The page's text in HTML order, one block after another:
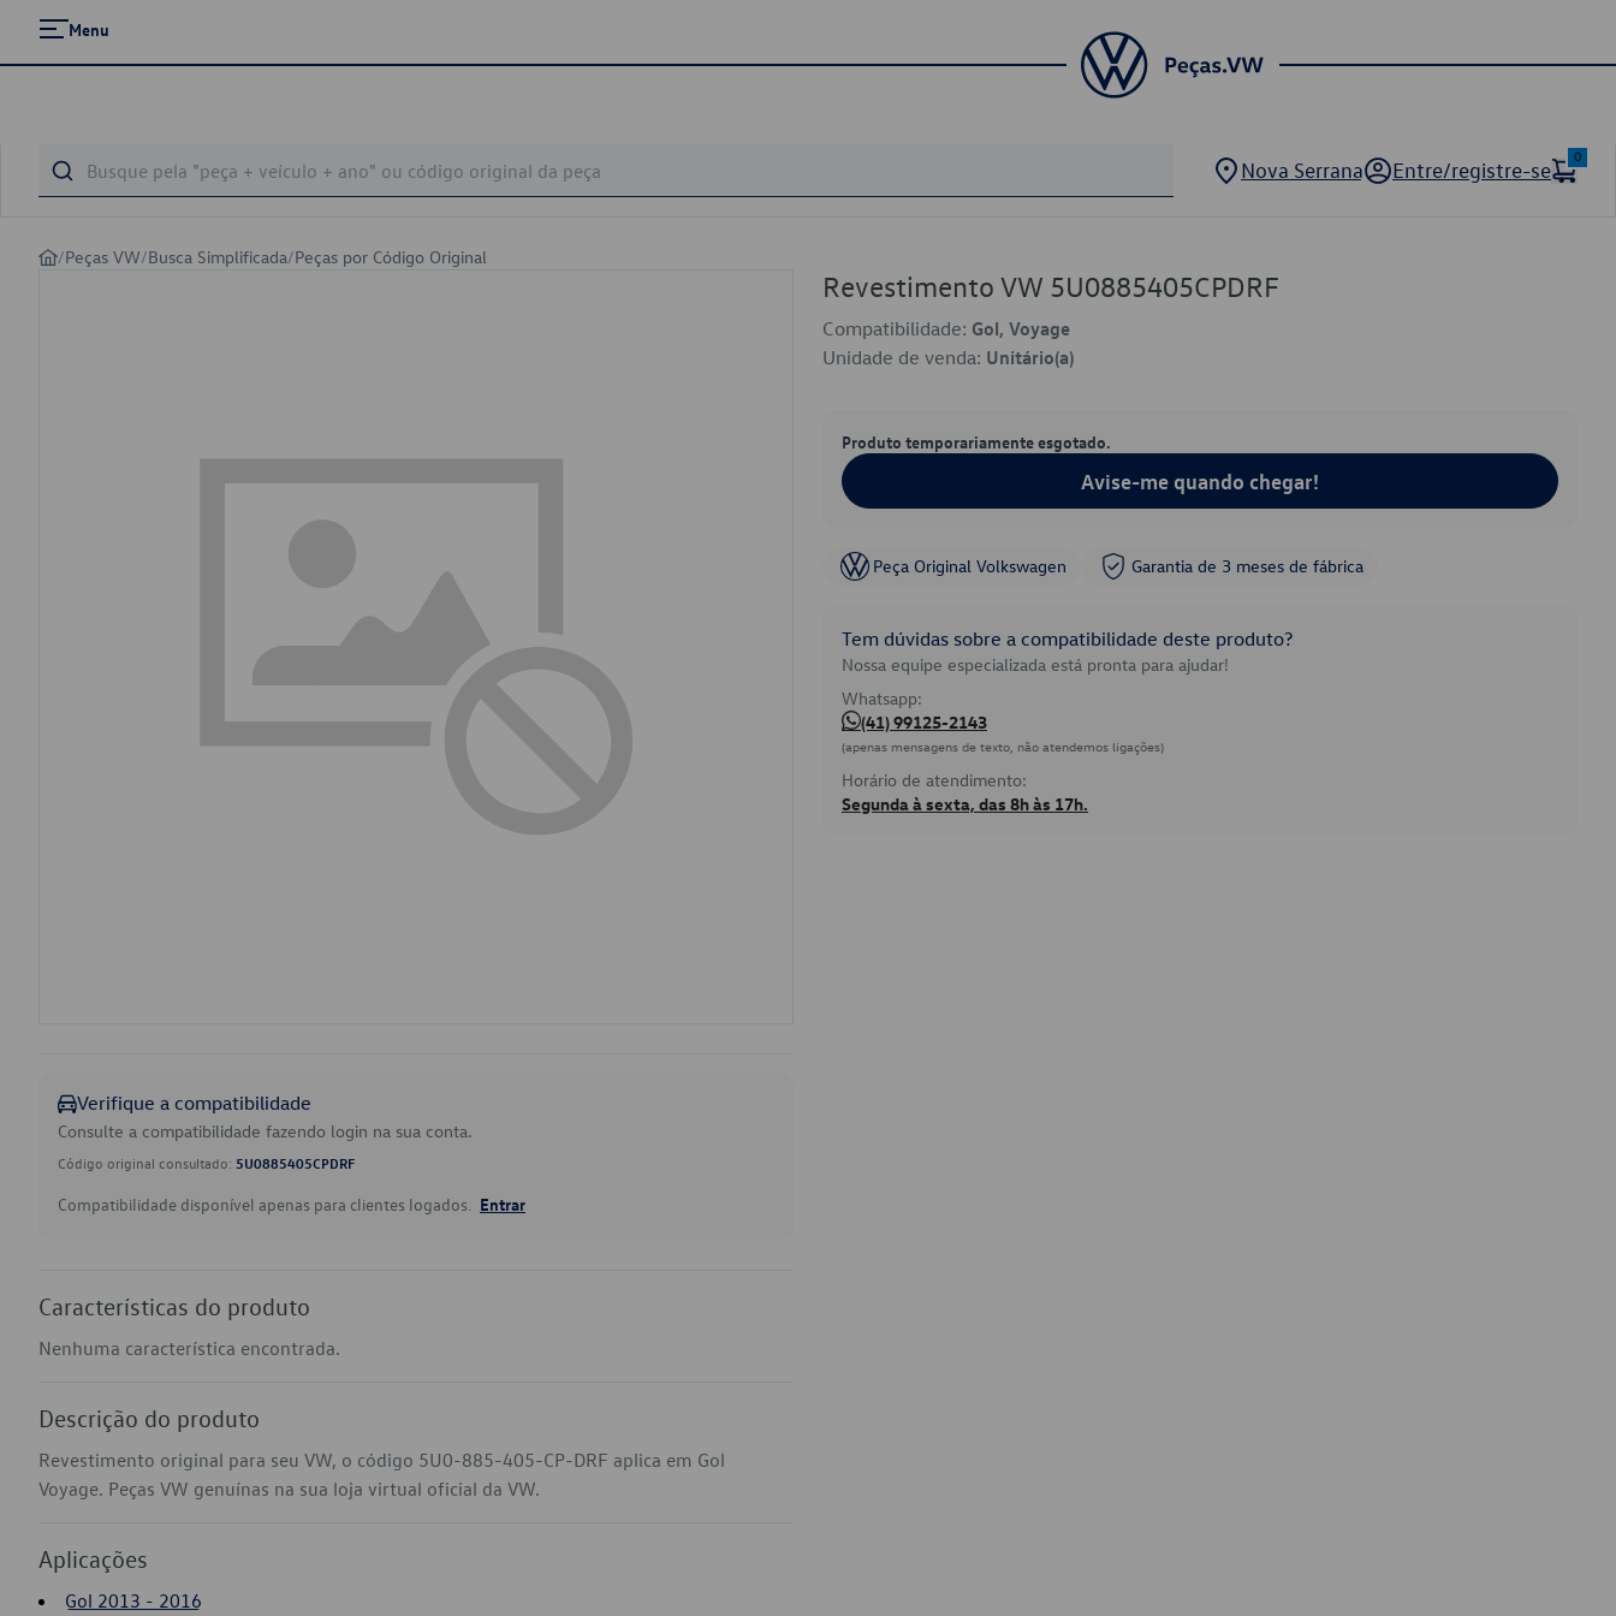
Menu
Nova Serrana Entre/registre-se
0
/Peças VW/Busca Simplificada/Peças por Código Original
Verifique a compatibilidade
Consulte a compatibilidade fazendo login na sua conta.
Código original consultado: 5U0885405CPDRF
Compatibilidade disponível apenas para clientes logados. Entrar
Características do produto
Nenhuma característica encontrada.
Descrição do produto
Revestimento original para seu VW, o código 5U0-885-405-CP-DRF aplica em Gol
Voyage. Peças VW genuínas na sua loja virtual oficial da VW.
Aplicações
Gol 2013 - 2016
Revestimento VW 5U0885405CPDRF
Compatibilidade: Gol, Voyage
Unidade de venda: Unitário(a)
Produto temporariamente esgotado.
Avise-me quando chegar!
Peça Original Volkswagen Garantia de 3 meses de fábrica
Tem dúvidas sobre a compatibilidade deste produto?
Nossa equipe especializada está pronta para ajudar!
Whatsapp:
(41) 99125-2143
(apenas mensagens de texto, não atendemos ligações)
Horário de atendimento:
Segunda à sexta, das 8h às 17h.